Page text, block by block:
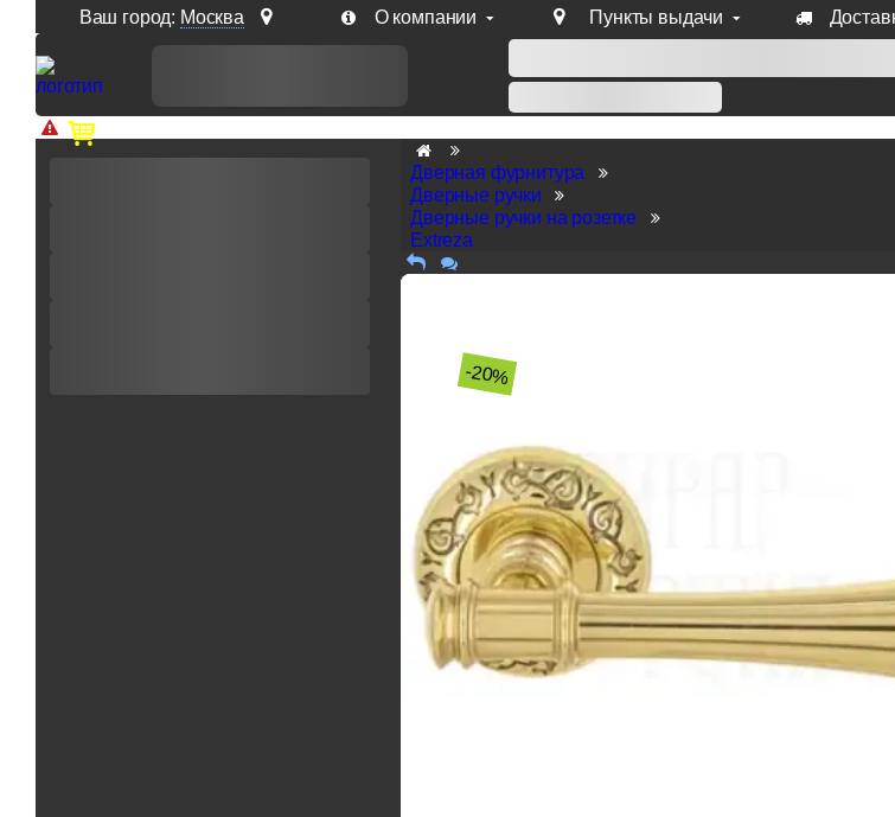
Ваш город: Москва О компании Пункты выдачи
Доп. скидка от цен на сайте 7% при заказе от 50 тыс. руб продукции Venezia, Fratelli, Tupai,
Дверная фурнитура
Дверные ручки
Дверные ручки на розетке
Extreza
-20%